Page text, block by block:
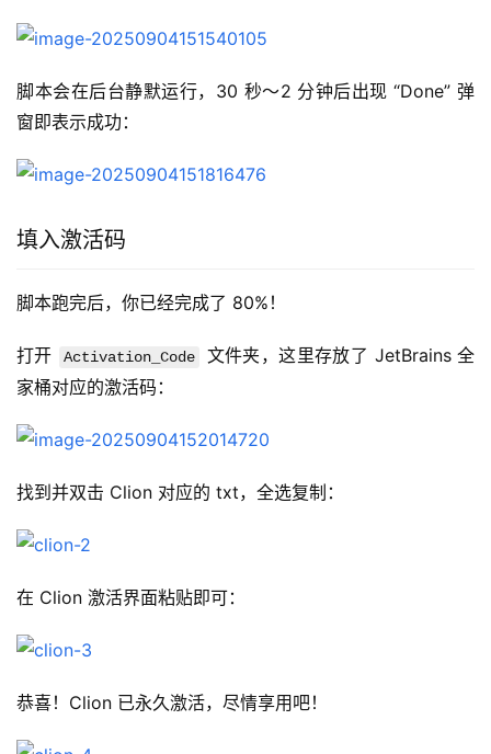
脚本会在后台静默运行，30 秒～2 分钟后出现 “Done” 弹
窗即表示成功：
填入激活码
脚本跑完后，你已经完成了 80%！
打开 Activation_Code
文件夹，这里存放了 JetBrains 全
家桶对应的激活码：
找到并双击 Clion 对应的 txt，全选复制：
在 Clion 激活界面粘贴即可：
恭喜！Clion 已永久激活，尽情享用吧！